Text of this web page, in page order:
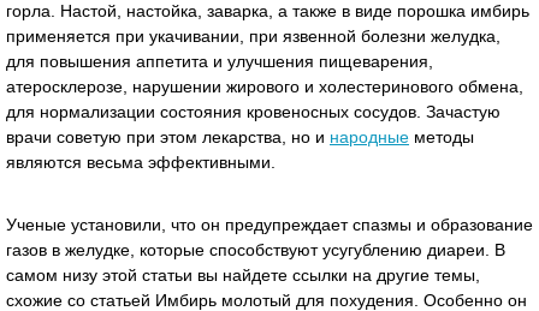
горла. Настой, настойка, заварка, а также в виде порошка имбирь
применяется при укачивании, при язвенной болезни желудка,
для повышения аппетита и улучшения пищеварения,
атеросклерозе, нарушении жирового и холестеринового обмена,
для нормализации состояния кровеносных сосудов. Зачастую
врачи советую при этом лекарства, но и народные методы
являются весьма эффективными.
Ученые установили, что он предупреждает спазмы и образование
газов в желудке, которые способствуют усугублению диареи. В
самом низу этой статьи вы найдете ссылки на другие темы,
схожие со статьей Имбирь молотый для похудения. Особенно он